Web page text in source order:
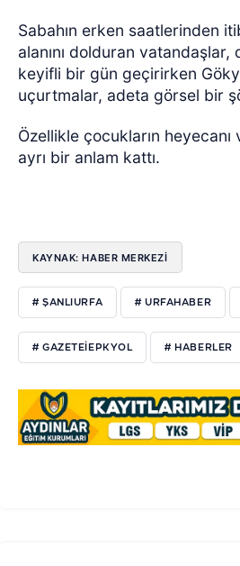
Sabahın erken saatlerinden
alanını dolduran
keyifli bir gün geçirirken
uçurtmalar, adeta görsel bir
Özellikle çocukların
ayrı bir anlam kattı.
KAYNAK: HABER MERKEZI
# ŞANLIURFA # URFAHABER
# GAZETEIEPKYOL # HABERLER